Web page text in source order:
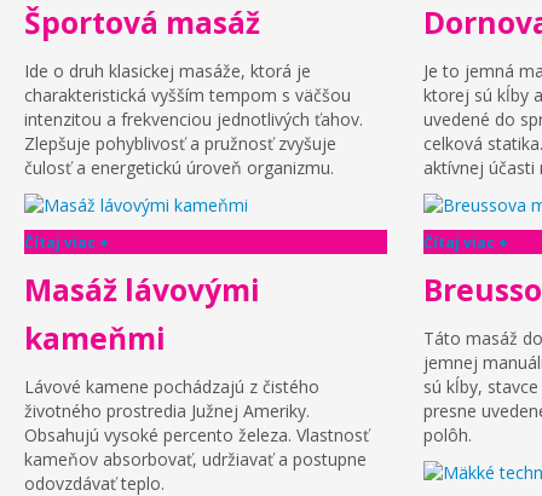
Športová masáž
Ide o druh klasickej masáže, ktorá je
charakteristická vyšším tempom s väčšou
intenzitou a frekvenciou jednotlivých ťahov.
Zlepšuje pohyblivosť a pružnosť zvyšuje
čulosť a energetickú úroveň organizmu.
Je to jemná
ktorej sú kĺby
uvedené do
celková
aktívnej účasti
Čítaj viac +
Masáž lávovými
kameňmi
Lávové kamene pochádzajú z čistého
životného prostredia Južnej Ameriky.
Obsahujú vysoké percento železa. Vlastnosť
kameňov absorbovať, udržiavať a postupne
odovzdávať teplo.
Čítaj viac +
Táto masáž
jemnej
sú kĺby,
presne
polôh.